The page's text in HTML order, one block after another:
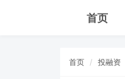
首页
首页 投融资